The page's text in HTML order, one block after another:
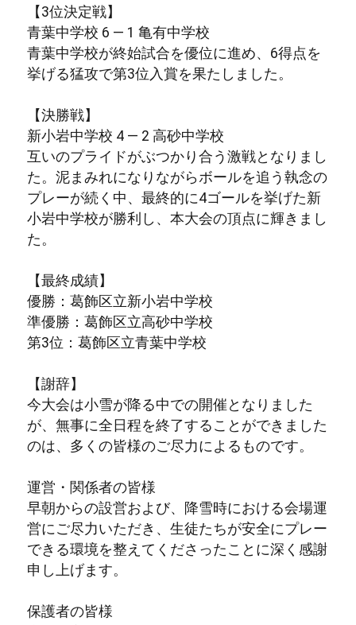
【3位決定戦】
青葉中学校 6 — 1 亀有中学校
青葉中学校が終始試合を優位に進め、6得点を
挙げる猛攻で第3位入賞を果たしました。
【決勝戦】
新小岩中学校 4 — 2 高砂中学校
互いのプライドがぶつかり合う激戦となりまし
た。泥まみれになりながらボールを追う執念の
プレーが続く中、最終的に4ゴールを挙げた新
小岩中学校が勝利し、本大会の頂点に輝きまし
た。
【最終成績】
優勝：葛飾区立新小岩中学校
準優勝：葛飾区立高砂中学校
第3位：葛飾区立青葉中学校
【謝辞】
今大会は小雪が降る中での開催となりました
が、無事に全日程を終了することができました
のは、多くの皆様のご尽力によるものです。
運営・関係者の皆様
早朝からの設営および、降雪時における会場運
営にご尽力いただき、生徒たちが安全にプレー
できる環境を整えてくださったことに深く感謝
申し上げます。
保護者の皆様